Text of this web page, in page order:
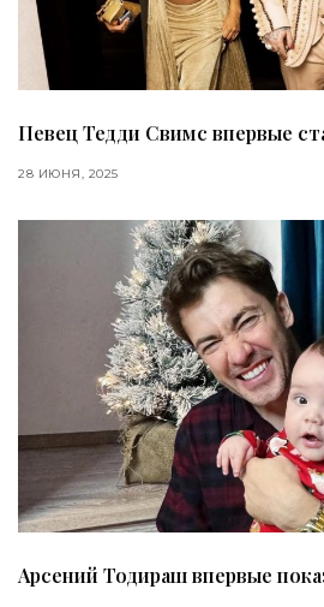
Певец Тедди Свимс впервые
28 ИЮНЯ, 2025
Арсений Тодираш впервые